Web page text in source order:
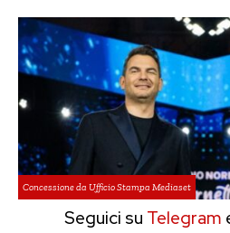
Concessione da Ufficio Stampa Mediaset
Seguici su Telegram